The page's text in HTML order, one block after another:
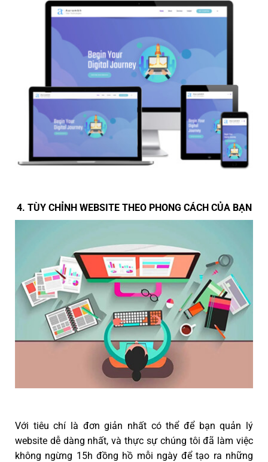
4. TÙY CHỈNH WEBSITE THEO PHONG CÁCH CỦA BẠN
Với tiêu chí là đơn giản nhất có thể để bạn quản lý
website dễ dàng nhất, và thực sự chúng tôi đã làm việc
không ngừng 15h đồng hồ mỗi ngày để tạo ra những